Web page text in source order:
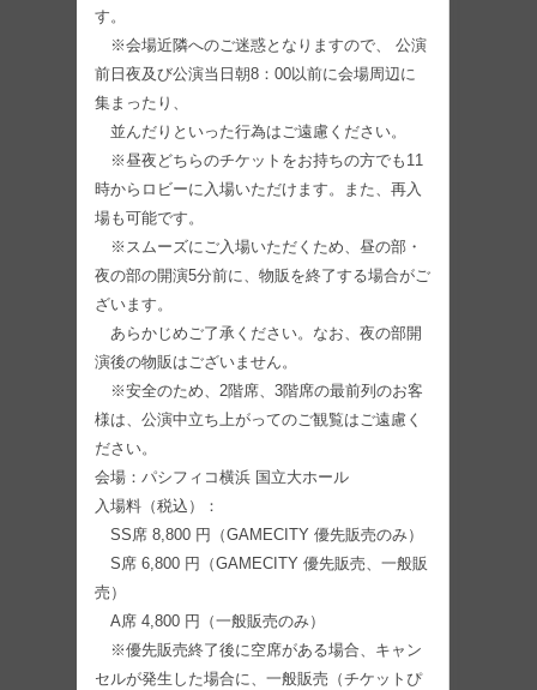
す。
※会場近隣へのご迷惑となりますので、 公演
前日夜及び公演当日朝8：00以前に会場周辺に
集まったり、
並んだりといった行為はご遠慮ください。
※昼夜どちらのチケットをお持ちの方でも11
時からロビーに入場いただけます。また、再入
場も可能です。
※スムーズにご入場いただくため、昼の部・
夜の部の開演5分前に、物販を終了する場合がご
ざいます。
あらかじめご了承ください。なお、夜の部開
演後の物販はございません。
※安全のため、2階席、3階席の最前列のお客
様は、公演中立ち上がってのご観覧はご遠慮く
ださい。
会場：パシフィコ横浜 国立大ホール
入場料（税込）：
SS席 8,800 円（GAMECITY 優先販売のみ）
S席 6,800 円（GAMECITY 優先販売、一般販
売）
A席 4,800 円（一般販売のみ）
※優先販売終了後に空席がある場合、キャン
セルが発生した場合に、一般販売（チケットぴ